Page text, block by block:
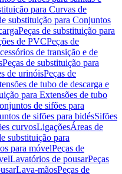
para Curvas de
substituição para Conjuntos
Peças de substituição para
de PVCPeças de
de transição e de
Peças de substituição para
de urinóisPeças de
de tubo de descarga e
para Extensões de tubo
de sifões para
de sifões para bidésSifões
curvosLigaçõesÁreas de
substituição para
para móvelPeças de
Lavatórios de pousarPeças
Lava-mãosPeças de